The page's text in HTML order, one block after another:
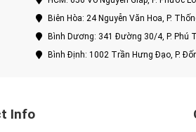
Biên Hòa: 24 Nguyễn Văn Hoa, P.
Bình Dương: 341 Đường 30/4, P. Phú
Bình Định: 1002 Trần Hưng Đạo, P.
Info